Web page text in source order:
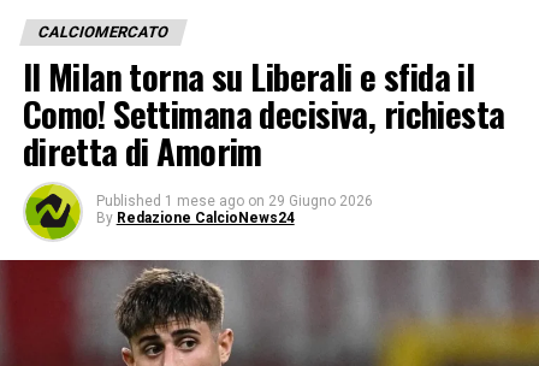
CALCIOMERCATO
Il Milan torna su Liberali e sfida il
Como! Settimana decisiva, richiesta
diretta di Amorim
Published 1 mese ago on 29 Giugno 2026
By Redazione CalcioNews24